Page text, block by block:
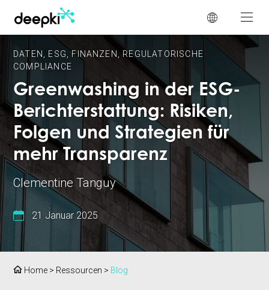
DATEN ESG FINANZEN
REGULATORISCHE
COMPLIANCE
Greenwashing in der ESG-
Berichterstattung: Risiken,
Folgen und Strategien für
mehr Transparenz
Clementine Tanguy
21 Januar 2025
Home > Ressourcen > Blog
Cookie-Einstellungen